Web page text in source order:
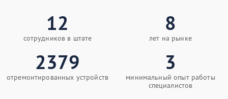
12
сотрудников в штате
8
лет на рынке
2379
отремонтированных устройств
3
минимальный опыт работы
специалистов